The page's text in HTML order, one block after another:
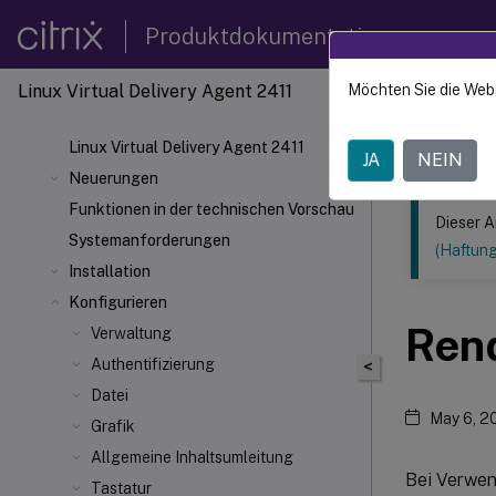
Produktdokumentation
Linux Virtual Delivery Agent 2411
Linux Virtual Delivery Agent 2411
Neuerungen
Funktionen in der technischen Vorschau
Systemanforderungen
Installation
Konfigurieren
Verwaltung
Authentifizierung
Datei
Grafik
Allgemeine Inhaltsumleitung
Tastatur
Dieser Inhalt
Linux
<
Dieser
May 6,
Bei
Möchten Sie die
JA NEIN